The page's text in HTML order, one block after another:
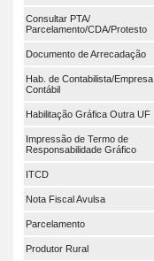
Consultar PTA/
Parcelamento/CDA/Protesto
Documento de Arrecadação
Hab. de Contabilista/Empresa
Contábil
Habilitação Gráfica Outra UF
Impressão de Termo de
Responsabilidade Gráfico
ITCD
Nota Fiscal Avulsa
Parcelamento
Produtor Rural